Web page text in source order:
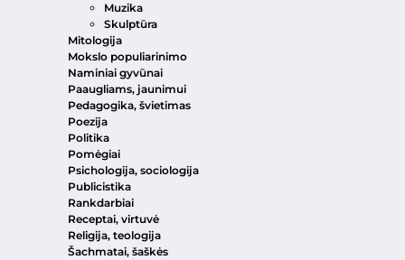
Muzika
Skulptūra
Mitologija
Mokslo populiarinimo
Naminiai gyvūnai
Paaugliams, jaunimui
Pedagogika, švietimas
Poezija
Politika
Pomėgiai
Psichologija, sociologija
Publicistika
Rankdarbiai
Receptai, virtuvė
Religija, teologija
Šachmatai, šaškės